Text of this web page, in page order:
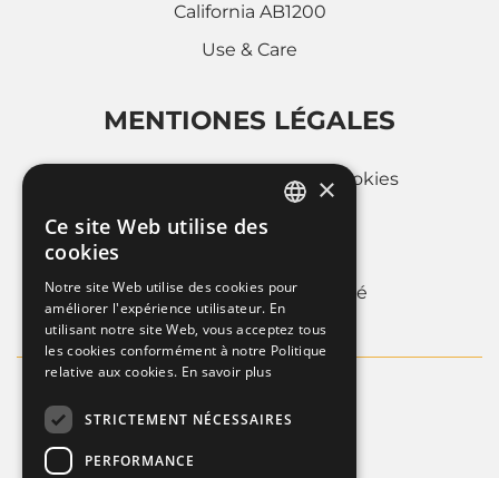
California AB1200
Use & Care
MENTIONES LÉGALES
Politique d'utilisation des cookies
Privacy Policy
Informations sur la societé
×
Ce site Web utilise des
cookies
Notre site Web utilise des cookies pour
améliorer l'expérience utilisateur. En
utilisant notre site Web, vous acceptez tous
les cookies conformément à notre Politique
relative aux cookies. En savoir plus
STRICTEMENT NÉCESSAIRES
PERFORMANCE